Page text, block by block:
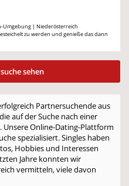
Umgebung | Niederösterreich
zu werden und genieße das dann
sehen
Partnersuchende aus
auf der Suche nach einer
Unsere Online-Dating-Plattform
spezialisiert. Singles haben
Hobbies und Interessen
Jahre konnten wir
vermitteln, viele davon